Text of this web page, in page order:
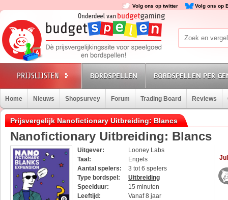
Volg ons op twitter Volg ons op
BORDSPELLEN BORDSPELLEN PER
Home Nieuws Shopsurvey Forum Trading Board Reviews
Prijsvergelijk Nanofictionary Uitbreiding: Blancs
Nanofictionary Uitbreiding: Blancs
Uitgever:
Looney Labs
Taal:
Engels
Aantal spelers:
3 tot 6 spelers
Type bordspel:
Uitbreiding
Speelduur:
15 minuten
Leeftijd:
Vanaf 8 jaar